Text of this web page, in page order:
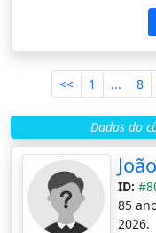
<<
1 ... 8
Dados do
ID:
85
2026.